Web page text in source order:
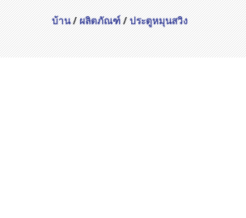
บ้าน/ผลิตภัณฑ์/ประตูหมุนสวิง